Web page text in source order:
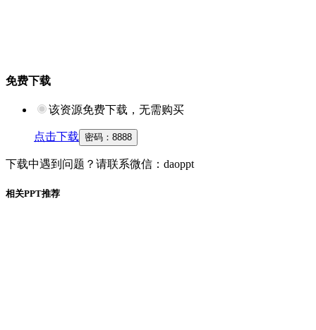
免费下载
该资源免费下载，无需购买
点击下载 密码： 8888
下载中遇到问题？请联系微信：daoppt
相关PPT推荐